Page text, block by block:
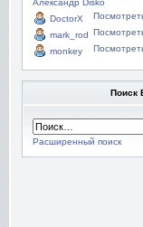
Александр Disko
DoctorX
mark_rod
monkey
Поиск
Расширенный поиск